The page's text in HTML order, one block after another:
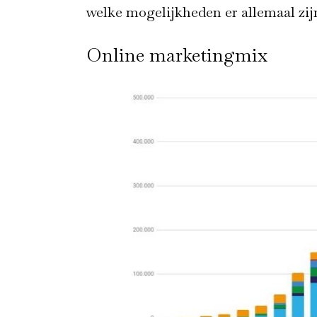
welke mogelijkheden er allemaal
Online marketingmix